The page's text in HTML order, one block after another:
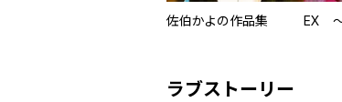
佐伯かよの作品集
ラブストーリー